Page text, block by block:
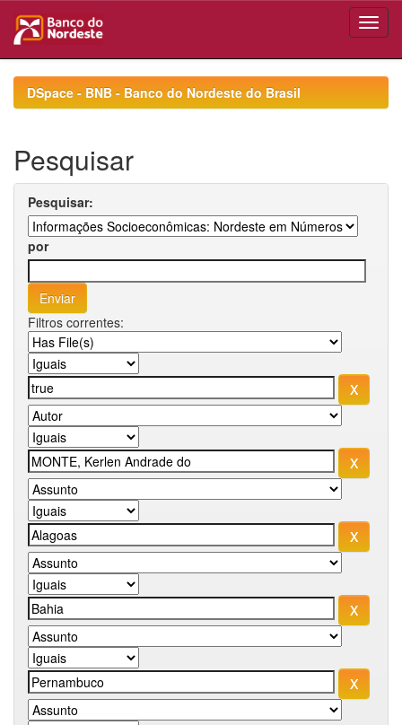
navigationDSpace - BNB - Banco do Nordeste do Brasil
Pesquisar
Pesquisar:
por
Filtros correntes: